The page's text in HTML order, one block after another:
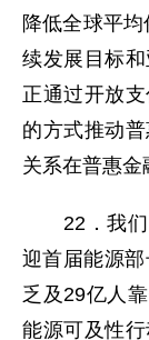
降低全球平
续发展目标
正通过开放
的方式推动
关系在普惠金
22．我们
迎首届能源
乏及29亿人
能源可及性